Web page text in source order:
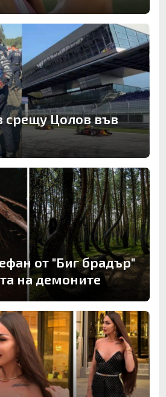
Цолов във
от "Биг брадър"
на демоните